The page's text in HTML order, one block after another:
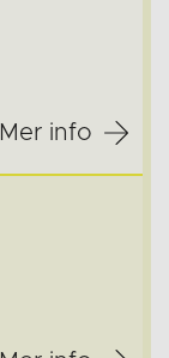
Mer info